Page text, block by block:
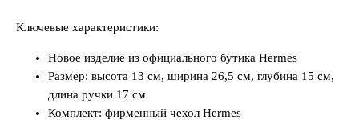
Ключевые характеристики:
Новое изделие из официального бутика Hermes
Размер: высота 13 см, ширина 26,5 см, глубина 15 см,
длина ручки 17 см
Комплект: фирменный чехол Hermes